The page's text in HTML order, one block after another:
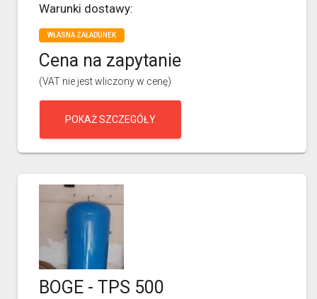
Warunki dostawy:
WŁASNA ZAŁADUNEK
Cena na zapytanie
(VAT nie jest wliczony w cenę)
POKAŻ SZCZEGÓŁY
BOGE - TPS 500